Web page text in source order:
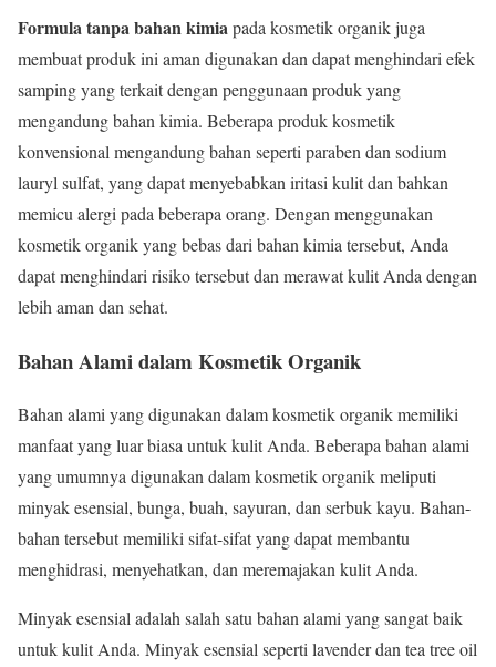
Formula tanpa bahan kimiapada kosmetik organik juga
membuat produk ini aman digunakan dan dapat menghindari efek
samping yang terkait dengan penggunaan produk yang
mengandung bahan kimia. Beberapa produk kosmetik
konvensional mengandung bahan seperti paraben dan sodium
lauryl sulfat, yang dapat menyebabkan iritasi kulit dan bahkan
memicu alergi pada beberapa orang. Dengan menggunakan
kosmetik organik yang bebas dari bahan kimia tersebut, Anda
dapat menghindari risiko tersebut dan merawat kulit Anda dengan
lebih aman dan sehat.
Bahan Alami dalam Kosmetik Organik
Bahan alami yang digunakan dalam kosmetik organik memiliki
manfaat yang luar biasa untuk kulit Anda. Beberapa bahan alami
yang umumnya digunakan dalam kosmetik organik meliputi
minyak esensial, bunga, buah, sayuran, dan serbuk kayu. Bahan-
bahan tersebut memiliki sifat-sifat yang dapat membantu
menghidrasi, menyehatkan, dan meremajakan kulit Anda.
Minyak esensial adalah salah satu bahan alami yang sangat baik
untuk kulit Anda. Minyak esensial seperti lavender dan tea tree oil